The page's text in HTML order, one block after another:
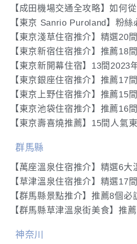
【成田機場交通全攻略】如何
【東京 Sanrio Puroland】粉
【東京淺草住宿推介】精選20
【東京新宿住宿推介】推薦18
【東京新開幕住宿】13間
【東京銀座住宿推介】推薦17
【東京上野住宿推介】推薦15
【東京池袋住宿推介】推薦16
【東京壽喜燒推薦】15間人氣
群馬縣
【萬座溫泉住宿推介】精選6
【草津溫泉住宿推介】精選17
【群馬縣景點推介】推薦8個
【群馬縣草津溫泉街美食】推
神奈川